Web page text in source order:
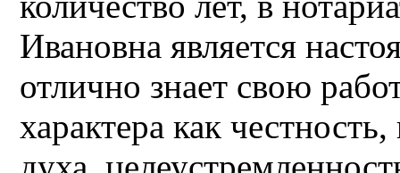
Ивановна является
отлично знает свою
характера как